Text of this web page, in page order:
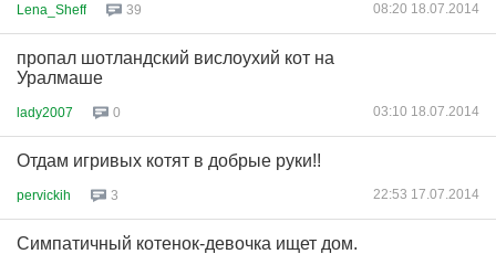
Lena_Sheff 39 08:20 18.07.2014
пропал шотландский вислоухий кот на
Уралмаше
lady2007 0 03:10 18.07.2014
Отдам игривых котят в добрые руки!!
pervickih 3 22:53 17.07.2014
Симпатичный котенок-девочка ищет дом.